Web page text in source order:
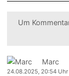
Um
Marc
24.08.2025, 20:54 Uhr